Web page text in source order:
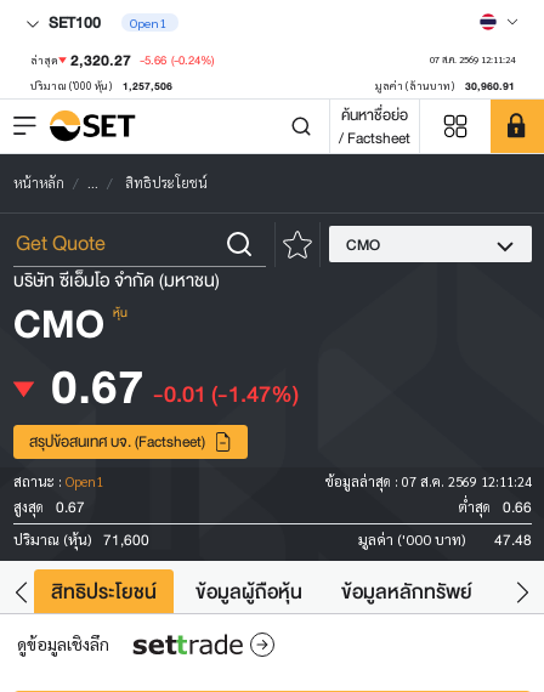
SET100 Open1
ล่าสุด 2,320.27 -5.66 (-0.24%) 07 ส.ค. 2569 12:11:24
ปริมาณ ('000 หุ้น) 1,257,506 มูลค่า (ล้านบาท) 30,960.91
ค้นหาชื่อย่อ
/ Factsheet
หน้าหลัก ... สิทธิประโยชน์
CMO
บริษัท ซีเอ็มโอ จำกัด (มหาชน)
CMO หุ้น
0.67 -0.01 (-1.47%)
สรุปข้อสนเทศ บจ. (Factsheet)
สถานะ : Open1 ข้อมูลล่าสุด : 07 ส.ค. 2569 12:11:24
สูงสุด
0.67 ต่ำสุด 0.66
ปริมาณ (หุ้น) 71,600 มูลค่า ('000 บาท) 47.48
สิทธิประโยชน์ ข้อมูลผู้ถือหุ้น ข้อมูลหลักทรัพย์
ดูข้อมูลเชิงลึก